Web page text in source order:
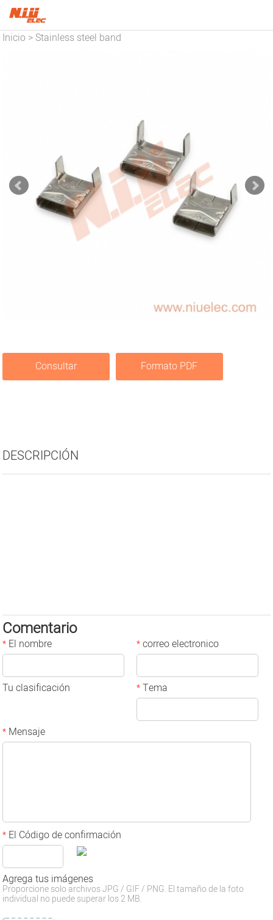
Inicio > Stainless steel band
Consultar Formato PDF
DESCRIPCIÓN
Comentario
* El nombre *correo electronico
Tu clasificación *Tema
* Mensaje
* El Código de confirmación
Agrega tus imágenes
Proporcione solo archivos JPG / GIF / PNG. El tamaño de la foto
individual no puede superar los 2 MB.